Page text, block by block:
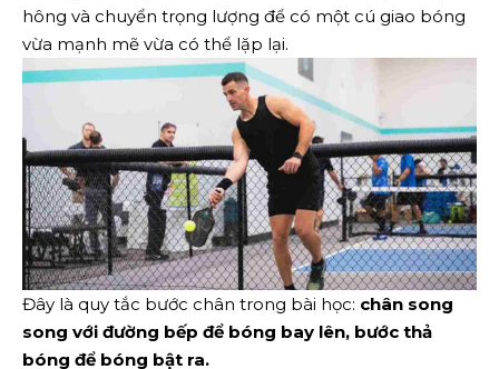
hông và chuyển trọng lượng để có một cú giao bóng
vừa mạnh mẽ vừa có thể lặp lại.
Đây là quy tắc bước chân trong bài học: chân song
song với đường bếp để bóng bay lên, bước thả
bóng để bóng bật ra.